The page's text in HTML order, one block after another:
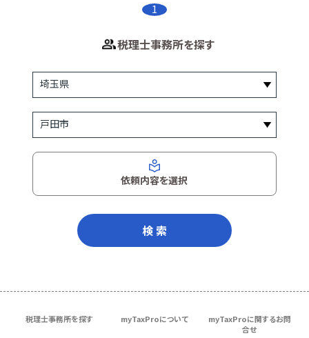
1
税理士事務所を探す
依頼内容を選択
検 索
税理士事務所を探す myTaxProについて
myTaxProに関するお問
合せ